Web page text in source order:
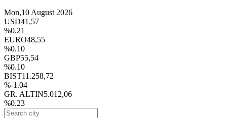
Mon,10 August 2026
USD41,57
%0.21
EURO48,55
%0.10
GBP55,54
%0.10
BIST11.258,72
%-1.04
GR. ALTIN5.012,06
%0.23